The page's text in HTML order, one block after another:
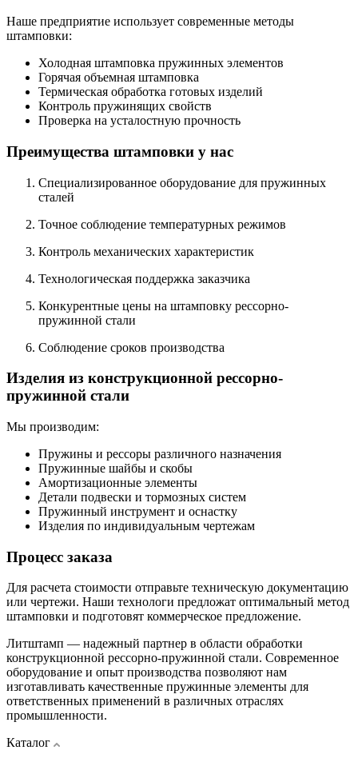
Наше предприятие использует современные методы
штамповки:
Холодная штамповка пружинных элементов
Горячая объемная штамповка
Термическая обработка готовых изделий
Контроль пружинящих свойств
Проверка на усталостную прочность
Преимущества штамповки у нас
Специализированное оборудование для пружинных
сталей
Точное соблюдение температурных режимов
Контроль механических характеристик
Технологическая поддержка заказчика
Конкурентные цены на штамповку рессорно-
пружинной стали
Соблюдение сроков производства
Изделия из конструкционной рессорно-
пружинной стали
Мы производим:
Пружины и рессоры различного назначения
Пружинные шайбы и скобы
Амортизационные элементы
Детали подвески и тормозных систем
Пружинный инструмент и оснастку
Изделия по индивидуальным чертежам
Процесс заказа
Для расчета стоимости отправьте техническую документацию
или чертежи. Наши технологи предложат оптимальный метод
штамповки и подготовят коммерческое предложение.
Литштамп — надежный партнер в области обработки
конструкционной рессорно-пружинной стали. Современное
оборудование и опыт производства позволяют нам
изготавливать качественные пружинные элементы для
ответственных применений в различных отраслях
промышленности.
Каталог